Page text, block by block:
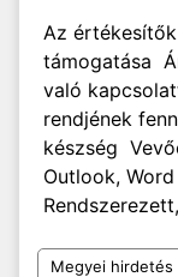
Az
támogatása
való
rendjének
készség
Outlook,
Megyei hirdetés